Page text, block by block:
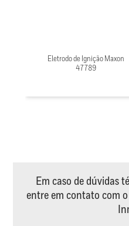
Eletrodo de Ignição Maxon
47789
Em caso de dúvidas
entre em contato com